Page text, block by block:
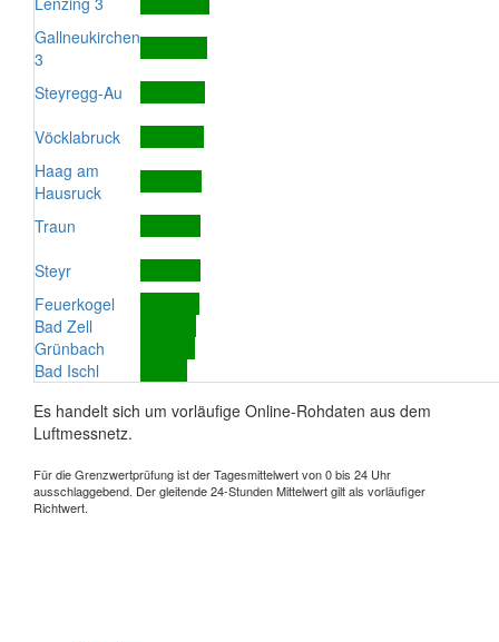
Gallneukirchen
3
Steyregg-Au
Vöcklabruck
Haag am
Hausruck
Traun
Steyr
Feuerkogel
Bad Zell
Grünbach
Bad Ischl
Es handelt sich um vorläufige Online-Rohdaten aus dem
Luftmessnetz.
Für die Grenzwertprüfung ist der Tagesmittelwert von 0 bis 24 Uhr
ausschlaggebend. Der gleitende 24-Stunden Mittelwert gilt als vorläufiger
Richtwert.